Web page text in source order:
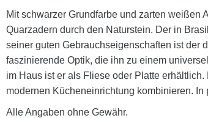
Mit schwarzer Grundfarbe und zarten
Quarzadern durch den Naturstein. Der in
seiner guten Gebrauchseigenschaften ist der
faszinierende Optik, die ihn zu einem
im Haus ist er als Fliese oder Platte
modernen Kücheneinrichtung kombinieren.
Alle Angaben ohne Gewähr.